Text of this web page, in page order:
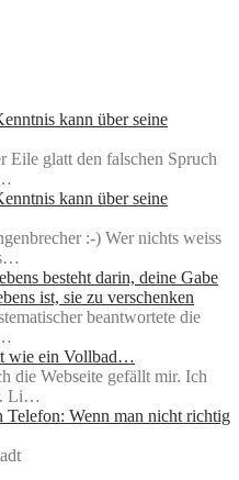
kann über seine
Eile glatt den falschen Spruch
kann über seine
:-) Wer nichts weiss
besteht darin, deine Gabe
ist, sie zu verschenken
beantwortete die
wie ein Vollbad…
die Webseite gefällt mir. Ich
Li…
Telefon: Wenn man nicht richtig